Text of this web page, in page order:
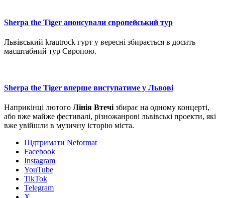
Sherpa the Tiger анонсували європейський тур
Львівський krautrock гурт у вересні збирається в досить
масштабний тур Європою.
Sherpa the Tiger вперше виступатиме у Львові
Наприкінці лютого Лінія Втечізбирає на одному концерті,
або вже майже фестивалі, різножанрові львівські проекти, які
вже увійшли в музичну історію міста.
Підтримати Neformat
Facebook
Instagram
YouTube
TikTok
Telegram